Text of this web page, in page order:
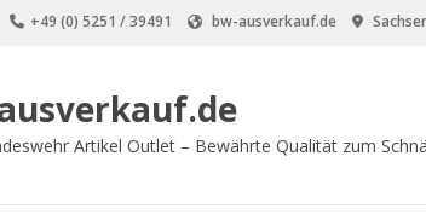
+49 (0) 5251 / 39491 bw-ausverkauf.de
Artikel Outlet – Bewährte Qualität zum